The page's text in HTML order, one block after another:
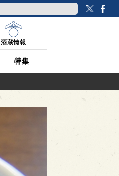
特集
酒蔵情報